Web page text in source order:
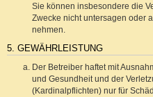
Sie können insbesondere die
Zwecke nicht untersagen oder
nehmen.
5. GEWÄHRLEISTUNG
Der Betreiber haftet mit
und Gesundheit und der
(Kardinalpflichten) nur für